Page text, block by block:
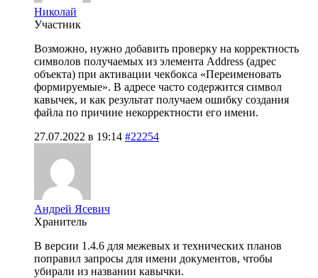
Николай
Участник
Возможно, нужно добавить проверку на корректность
символов получаемых из элемента Address (адрес
объекта) при активации чекбокса «Переименовать
формируемые». В адресе часто содержится символ
кавычек, и как результат получаем ошибку создания
файла по причине некорректности его имени.
27.07.2022 в 19:14 #22254
Андрей Ясевич
Хранитель
В версии 1.4.6 для межевых и технических планов
поправил запросы для имени документов, чтобы
убирали из названии кавычки.